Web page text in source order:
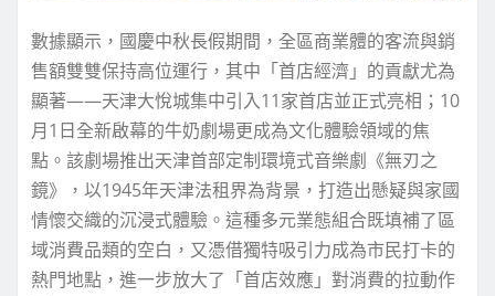
數據顯示，國慶中秋長假期間，全區商業體的客流與銷
售額雙雙保持高位運行，其中「首店經濟」的貢獻尤為
顯著——天津大悅城集中引入11家首店並正式亮相；10
月1日全新啟幕的牛奶劇場更成為文化體驗領域的焦
點。該劇場推出天津首部定制環境式音樂劇《無刃之
鏡》，以1945年天津法租界為背景，打造出懸疑與家國
情懷交織的沉浸式體驗。這種多元業態組合既填補了區
域消費品類的空白，又憑借獨特吸引力成為市民打卡的
熱門地點，進一步放大了「首店效應」對消費的拉動作